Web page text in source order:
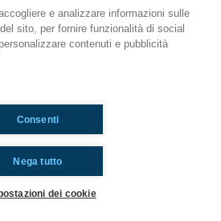
e analizzare informazioni sulle
sito, per fornire funzionalità di social
contenuti e pubblicità
Nega tutto
Consenti
dei cookie